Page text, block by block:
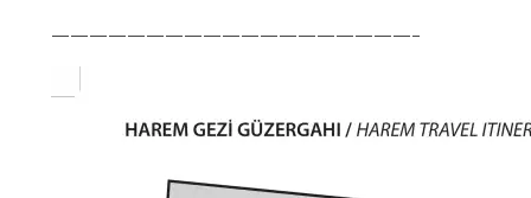
———————————————————–